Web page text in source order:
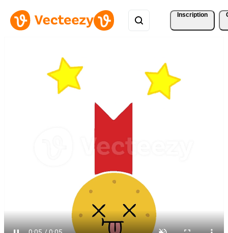
Inscription